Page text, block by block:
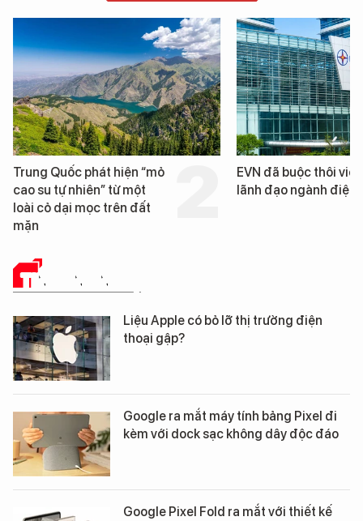
EVN đã buộc thôi việc 3
lãnh đạo ngành điện
Loạt dự án bất động
Đà Nẵng sắp bị kiểm
TIN CÔNG NGHỆ
Liệu Apple có bỏ lỡ thị trường điện
thoại gập?
Google ra mắt máy tính bảng Pixel đi
kèm với dock sạc không dây độc đáo
Google Pixel Fold ra mắt với thiết kế